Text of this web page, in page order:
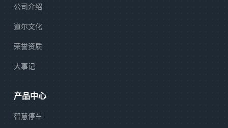
公司介绍
道尔文化
荣誉资质
大事记
产品中心
智慧停车